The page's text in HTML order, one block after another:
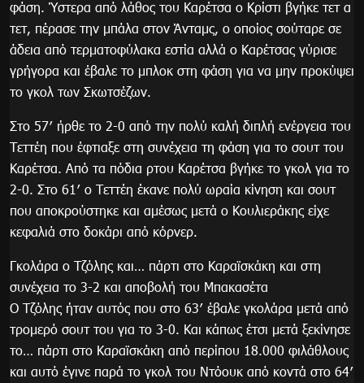
φάση. Ύστερα από λάθος του Καρέτσα ο Κρίστι βγήκε τετ α
τετ, πέρασε την μπάλα στον Άνταμς, ο οποίος σούταρε σε
άδεια από τερματοφύλακα εστία αλλά ο Καρέτσας γύρισε
γρήγορα και έβαλε το μπλοκ στη φάση για να μην προκύψει
το γκολ των Σκωτσέζων.
Στο 57′ ήρθε το 2-0 από την πολύ καλή διπλή ενέργεια του
Τεττέη που έφτιαξε στη συνέχεια τη φάση για το σουτ του
Καρέτσα. Από τα πόδια ρτου Καρέτσα βγήκε το γκολ για το
2-0. Στο 61′ ο Τεττέη έκανε πολύ ωραία κίνηση και σουτ
που αποκρούστηκε και αμέσως μετά ο Κουλιεράκης είχε
κεφαλιά στο δοκάρι από κόρνερ.
Γκολάρα ο Τζόλης και… πάρτι στο Καραϊσκάκη και στη
συνέχεια το 3-2 και αποβολή του Μπακασέτα
Ο Τζόλης ήταν αυτός που στο 63′ έβαλε γκολάρα μετά από
τρομερό σουτ του για το 3-0. Και κάπως έτσι μετά ξεκίνησε
το… πάρτι στο Καραϊσκάκη από περίπου 18.000 φιλάθλους
και αυτό έγινε παρά το γκολ του Ντόουκ από κοντά στο 64′